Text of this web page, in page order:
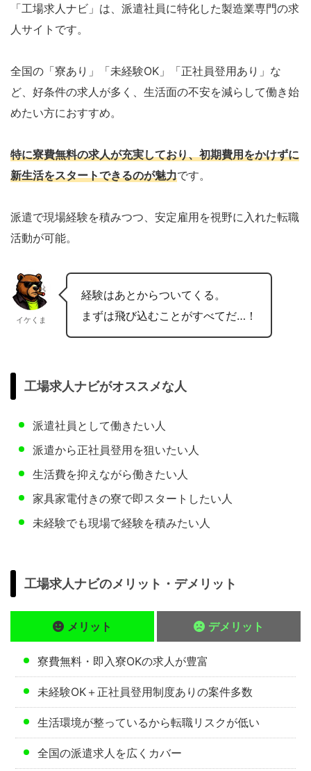
「工場求人ナビ」は、派遣社員に特化した製造業専門の求
人サイトです。
全国の「寮あり」「未経験OK」「正社員登用あり」な
ど、好条件の求人が多く、生活面の不安を減らして働き始
めたい方におすすめ。
特に寮費無料の求人が充実しており、初期費用をかけずに
新生活をスタートできるのが魅力です。
派遣で現場経験を積みつつ、安定雇用を視野に入れた転職
活動が可能。
イケくま
経験はあとからついてくる。
まずは飛び込むことがすべてだ…！
工場求人ナビがオススメな人
派遣社員として働きたい人
派遣から正社員登用を狙いたい人
生活費を抑えながら働きたい人
家具家電付きの寮で即スタートしたい人
未経験でも現場で経験を積みたい人
工場求人ナビのメリット・デメリット
メリット デメリット
寮費無料・即入寮OKの求人が豊富
未経験OK＋正社員登用制度ありの案件多数
生活環境が整っているから転職リスクが低い
全国の派遣求人を広くカバー